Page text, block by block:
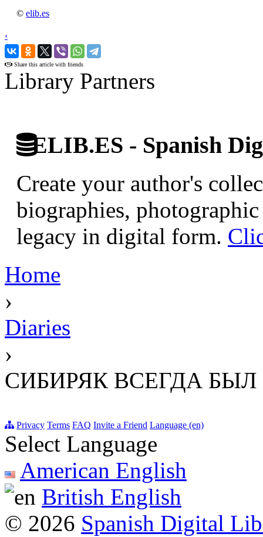
© elib.es
‹
›
Share this article with friends
Library Partners
ELIB.ES - Spanish
Create your author's
biographies,
legacy in digital form.
Home
›
Diaries
›
СИБИРЯК ВСЕГДА
Privacy Terms FAQ Invite a Friend Language (en)
Select Language
American English
British English
© 2026 Spanish Digital